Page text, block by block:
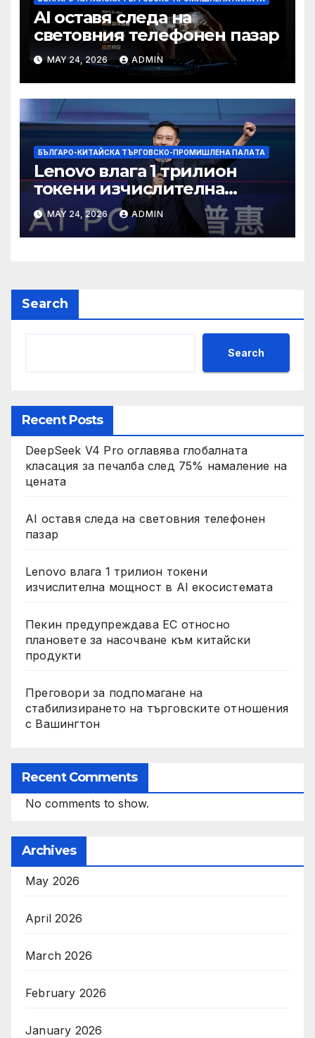
AI оставя следа на
световния телефонен пазар
MAY 24, 2026 ADMIN
БЪЛГАРО-КИТАЙСКА ТЪРГОВСКО-ПРОМИШЛЕНА ПАЛAТА
Lenovo влага 1 трилион
токени изчислителна
мощност в AI екосистемата
MAY 24, 2026 ADMIN
Search
Search
Recent Posts
DeepSeek V4 Pro оглавява глобалната
класация за печалба след 75% намаление на
цената
AI оставя следа на световния телефонен
пазар
Lenovo влага 1 трилион токени
изчислителна мощност в AI екосистемата
Пекин предупреждава ЕС относно
плановете за насочване към китайски
продукти
Преговори за подпомагане на
стабилизирането на търговските отношения
с Вашингтон
Recent Comments
No comments to show.
Archives
May 2026
April 2026
March 2026
February 2026
January 2026